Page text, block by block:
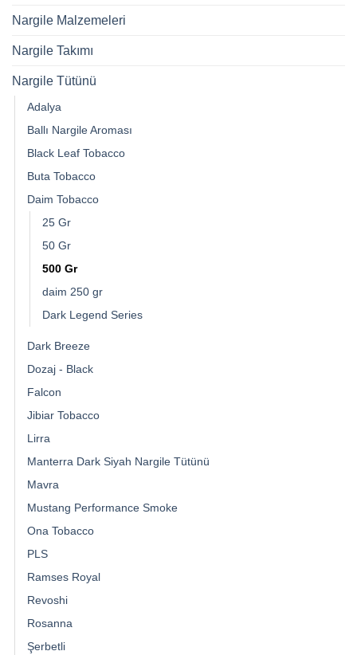
Nargile Malzemeleri
Nargile Takımı
Nargile Tütünü
Adalya
Ballı Nargile Aroması
Black Leaf Tobacco
Buta Tobacco
Daim Tobacco
25 Gr
50 Gr
500 Gr
daim 250 gr
Dark Legend Series
Dark Breeze
Dozaj - Black
Falcon
Jibiar Tobacco
Lirra
Manterra Dark Siyah Nargile Tütünü
Mavra
Mustang Performance Smoke
Ona Tobacco
PLS
Ramses Royal
Revoshi
Rosanna
Şerbetli